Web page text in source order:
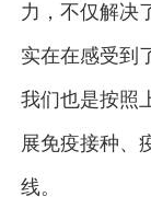
力，不仅解决
实在在感受到
我们也是按照
展免疫接种、
线。